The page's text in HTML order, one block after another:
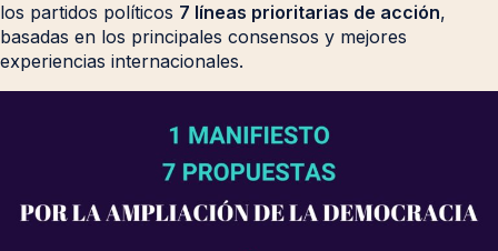
los partidos políticos 7 líneas prioritarias de acción,
basadas en los principales consensos y mejores
experiencias internacionales.